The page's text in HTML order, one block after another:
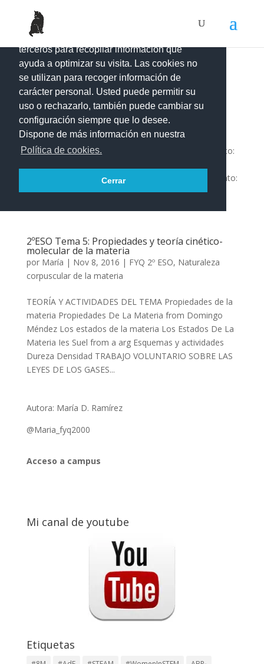
Este portal web utiliza cookies propias y de
terceros para recopilar información que
ayuda a optimizar su visita. Las cookies no
se utilizan para recoger información de
carácter personal. Usted puede permitir su
uso o rechazarlo, también puede cambiar su
configuración siempre que lo desee.
Dispone de más información en nuestra
Política de cookies.
Cerrar
Vídeo sobre las leyes de los gases
porMaría|May 23, 2017|FYQ 2º ESO, Naturaleza
corpuscular de la materia
Vamos a grabar un vídeo, que subiremos a youtube,
sobre el comportamiento de los gases. Agrupamiento:
Aclaraciones: Contenido, comprensión y razonamiento:
Hay en juego tres magnitudes presión, volumen y
2ºESO Tema 5: Propiedades y teoría cinético-
molecular de la materia
por María | Nov 8, 2016 | FYQ 2º ESO, Naturaleza
corpuscular de la materia
TEORÍA Y ACTIVIDADES DEL TEMA Propiedades de la
materia Propiedades De La Materia from Domingo
Méndez Los estados de la materia Los Estados De La
Materia Ies Suel from a arg Esquemas y actividades
Dureza Densidad TRABAJO VOLUNTARIO SOBRE LAS
LEYES DE LOS GASES...
Autora: María D. Ramírez
@Maria_fyq2000
Acceso a campus
Mi canal de youtube
Etiquetas